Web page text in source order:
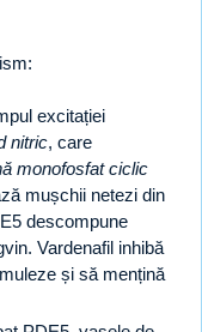
excitației
nitric, care
monofosfat ciclic
mușchii netezi din
descompune
Vardenafil inhibă
și să mențină